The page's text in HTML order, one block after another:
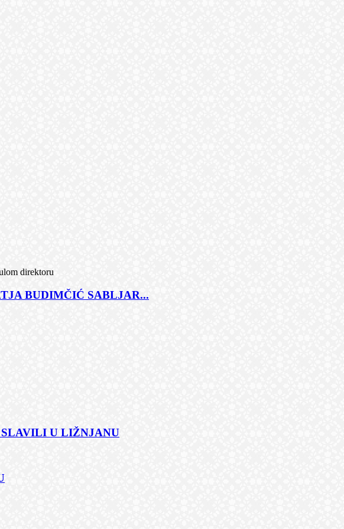
direktoru
BUDIMČIĆ SABLJAR...
U LIŽNJANU